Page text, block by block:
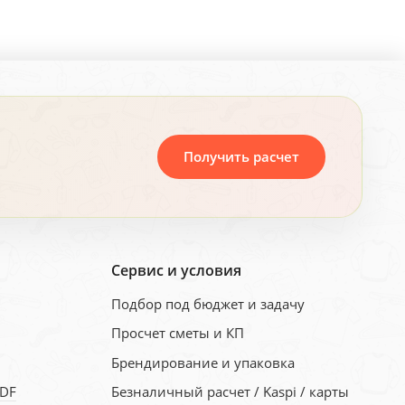
Получить расчет
Сервис и условия
Подбор под бюджет и задачу
Просчет сметы и КП
Брендирование и упаковка
Безналичный расчет / Kaspi / карты